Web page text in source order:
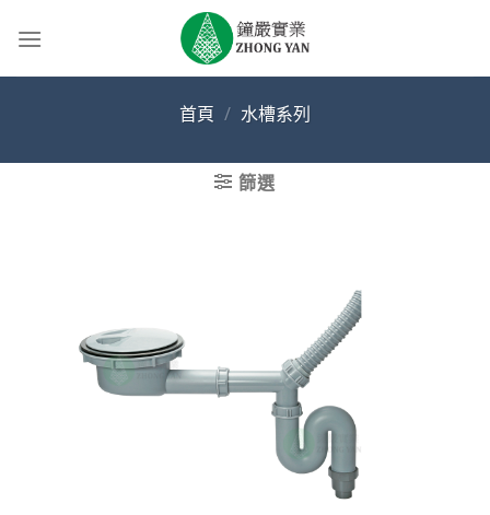
首頁 / 水槽系列
篩選